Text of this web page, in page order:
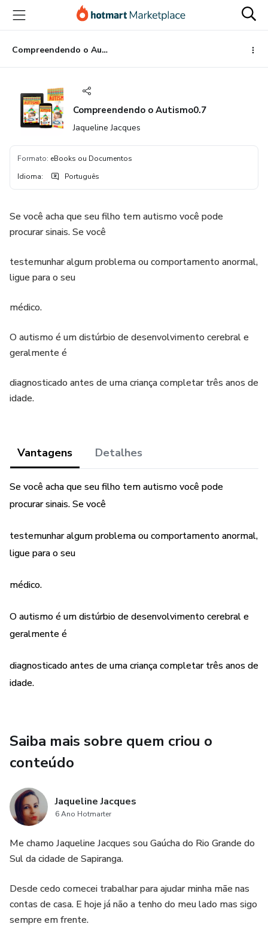
para
conteúdo
principal
para
pagamento
para
rodapé
Compreendendo o Autismo0.7
Compreendendo o Autismo0.7
Jaqueline Jacques
Formato: eBooks ou Documentos
Idioma: Português
Se você acha que seu filho tem autismo você pode
procurar sinais. Se você
testemunhar algum problema ou comportamento anormal,
ligue para o seu
médico.
O autismo é um distúrbio de desenvolvimento cerebral e
geralmente é
diagnosticado antes de uma criança completar três anos de
idade.
Vantagens Detalhes
Se você acha que seu filho tem autismo você pode
procurar sinais. Se você
testemunhar algum problema ou comportamento anormal,
ligue para o seu
médico.
O autismo é um distúrbio de desenvolvimento cerebral e
geralmente é
diagnosticado antes de uma criança completar três anos de
idade.
Saiba mais sobre quem criou o
conteúdo
Jaqueline Jacques
6 Ano Hotmarter
Me chamo Jaqueline Jacques sou Gaúcha do Rio Grande do
Sul da cidade de Sapiranga.
Desde cedo comecei trabalhar para ajudar minha mãe nas
contas de casa. E hoje já não a tenho do meu lado mas sigo
sempre em frente.